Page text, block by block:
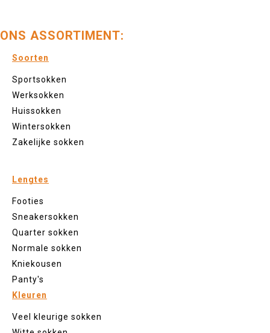
ONS ASSORTIMENT:
Soorten
Sportsokken
Werksokken
Huissokken
Wintersokken
Zakelijke sokken
Lengtes
Footies
Sneakersokken
Quarter sokken
Normale sokken
Kniekousen
Panty's
Kleuren
Veel kleurige sokken